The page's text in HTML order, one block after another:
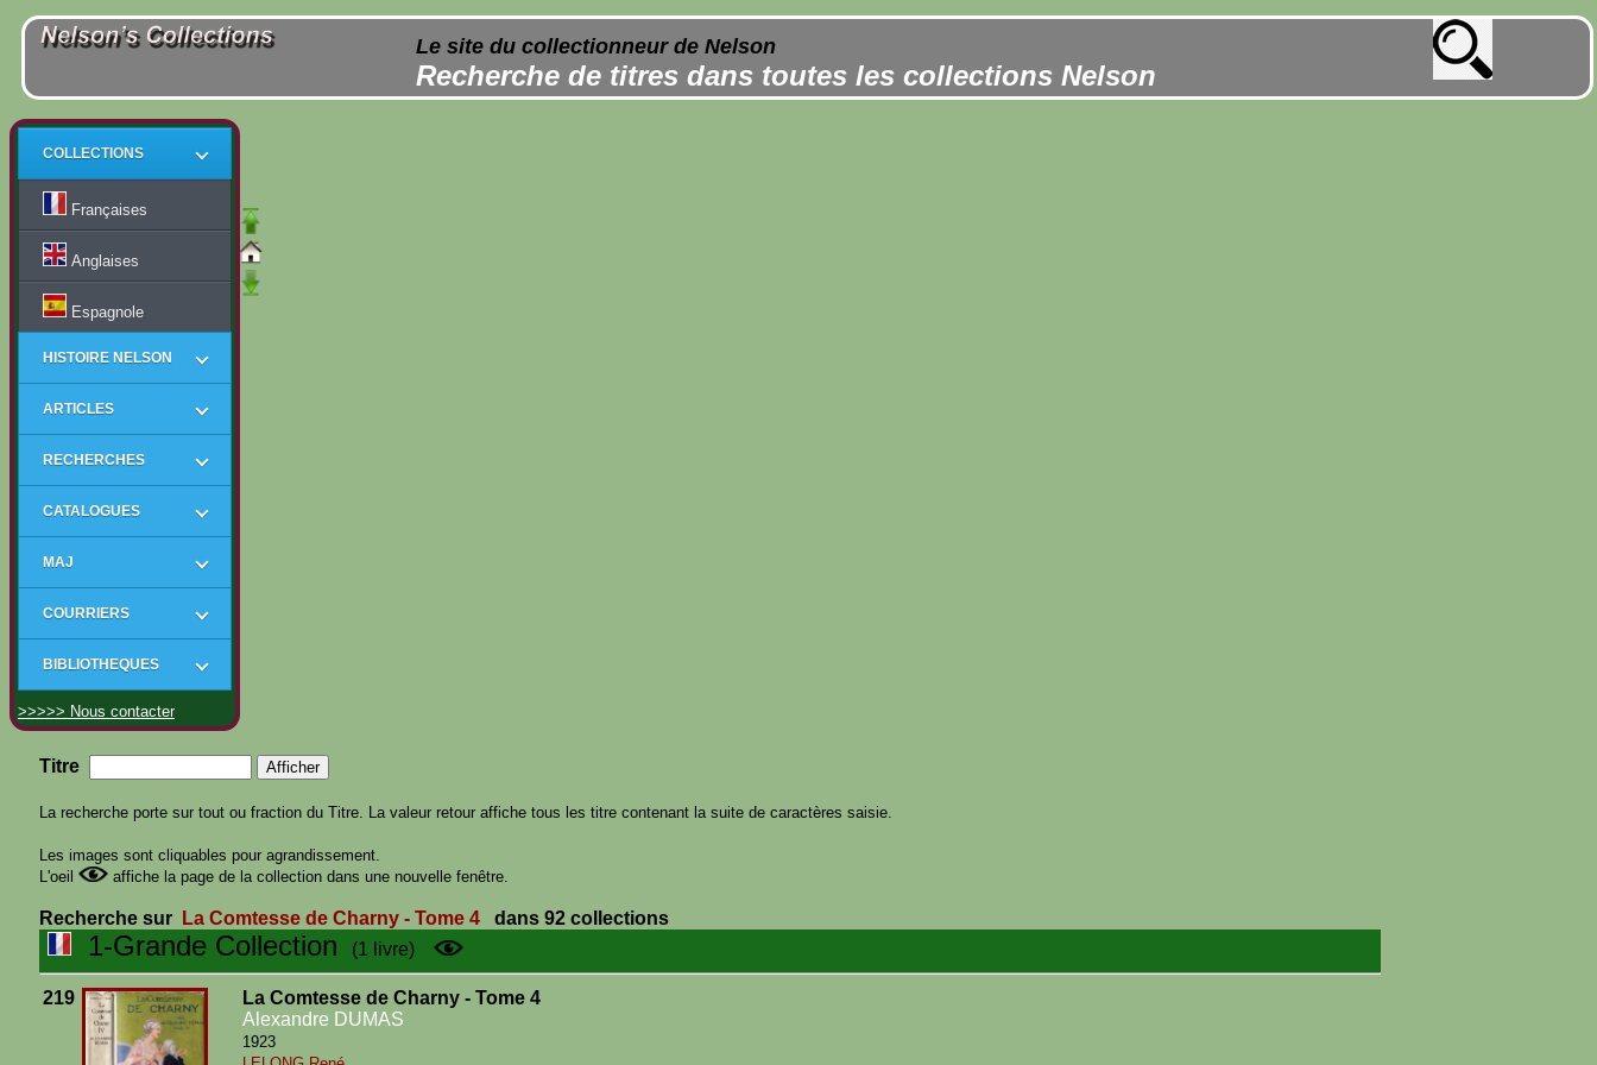
Le site du collectionneur de Nelson
Recherche de titres dans toutes les collections Nelson
COLLECTIONS
Françaises
Anglaises
Espagnole
HISTOIRE NELSON
ARTICLES
RECHERCHES
CATALOGUES
MAJ
COURRIERS
BIBLIOTHEQUES
>>>>> Nous contacter
Titre
La recherche porte sur tout ou fraction du Titre. La valeur retour affiche tous les titre contenant la suite de caractères saisie.
Les images sont cliquables pour agrandissement.
L'oeil
affiche la page de la collection dans une nouvelle fenêtre.
Recherche sur La Comtesse de Charny - Tome 4 dans 92 collections
1-Grande Collection (1 livre)
219
La Comtesse de Charny - Tome 4
Alexandre DUMAS
1923